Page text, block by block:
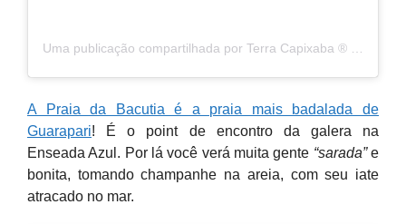
A Praia da Bacutia é a praia mais badalada de
Guarapari! É o point de encontro da galera na
Enseada Azul. Por lá você verá muita gente “sarada”e
bonita, tomando champanhe na areia, com seu iate
atracado no mar.